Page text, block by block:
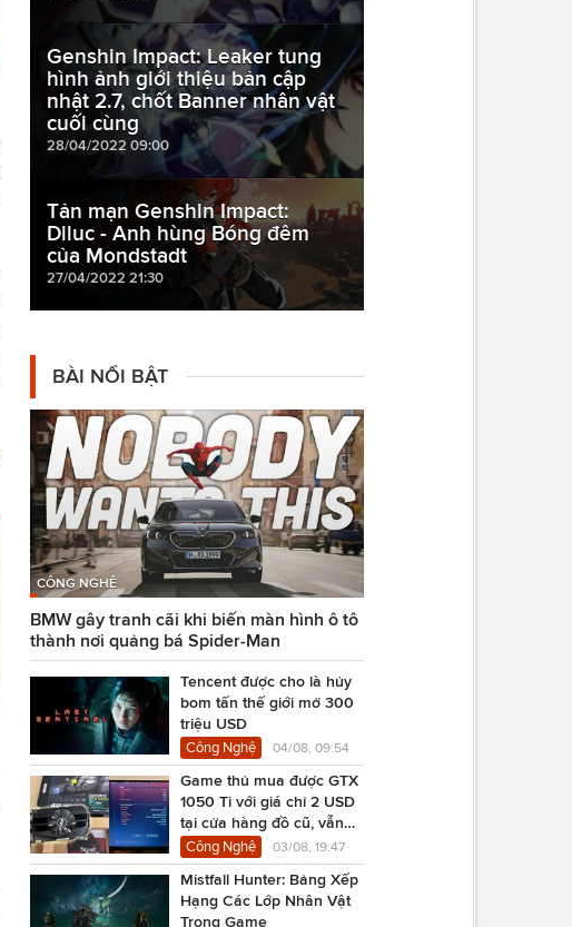
Genshin Impact: Leaker tung
hình ảnh giới thiệu bản cập
nhật 2.7, chốt Banner nhân vật
cuối cùng
28/04/2022 09:00
Tản mạn Genshin Impact:
Diluc - Anh hùng Bóng đêm
của Mondstadt
27/04/2022 21:30
BÀI NỔI BẬT
CÔNG NGHỆ
BMW gây tranh cãi khi biến màn hình ô tô
thành nơi quảng bá Spider-Man
Tencent được cho là hủy
bom tấn thế giới mở 300
triệu USD
Công Nghệ 04/08, 09:54
Game thủ mua được GTX
1050 Ti với giá chỉ 2 USD
tại cửa hàng đồ cũ, vẫn
chạy Cyberpunk 2077
Công Nghệ 03/08, 19:47
Mistfall Hunter: Bảng Xếp
Hạng Các Lớp Nhân Vật
Trong Game